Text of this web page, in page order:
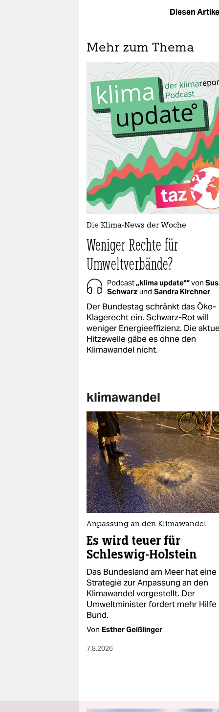
Diesen
Mehr zum Thema
Die Klima-News der Woche
Weniger Rechte für
Umweltverbände?
Podcast„klima update°“von
Schwarz und Sandra Kirchner
Der Bundestag schränkt das Öko-
Klagerecht ein. Schwarz-Rot will
weniger Energieeffizienz. Die
Hitzewelle gäbe es ohne den
Klimawandel nicht.
klimawandel
Anpassung an den Klimawandel
Es wird teuer für
Schleswig-Holstein
Das Bundesland am Meer hat
Strategie zur Anpassung an den
Klimawandel vorgestellt. Der
Umweltminister fordert mehr Hilfe
Bund.
Von Esther Geißlinger
7.8.2026